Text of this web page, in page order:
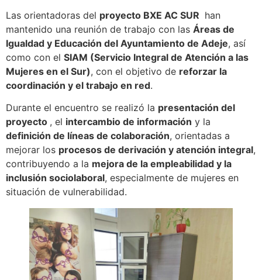
Las orientadoras del proyecto BXE AC SUR han
mantenido una reunión de trabajo con las Áreas de
Igualdad y Educación del Ayuntamiento de Adeje, así
como con el SIAM (Servicio Integral de Atención a las
Mujeres en el Sur), con el objetivo de reforzar la
coordinación y el trabajo en red.
Durante el encuentro se realizó la presentación del
proyecto , el intercambio de información y la
definición de líneas de colaboración, orientadas a
mejorar los procesos de derivación y atención integral,
contribuyendo a la mejora de la empleabilidad y la
inclusión sociolaboral, especialmente de mujeres en
situación de vulnerabilidad.